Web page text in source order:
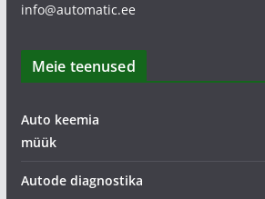
info@automatic.ee
Meie teenused
Auto keemia
müük
Autode diagnostika